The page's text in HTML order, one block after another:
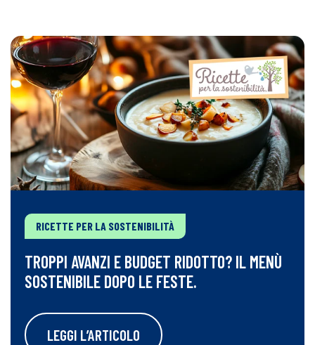
RICETTE PER LA SOSTENIBILITÀ
TROPPI AVANZI E BUDGET RIDOTTO? IL MENÙ
SOSTENIBILE DOPO LE FESTE.
LEGGI L’ARTICOLO